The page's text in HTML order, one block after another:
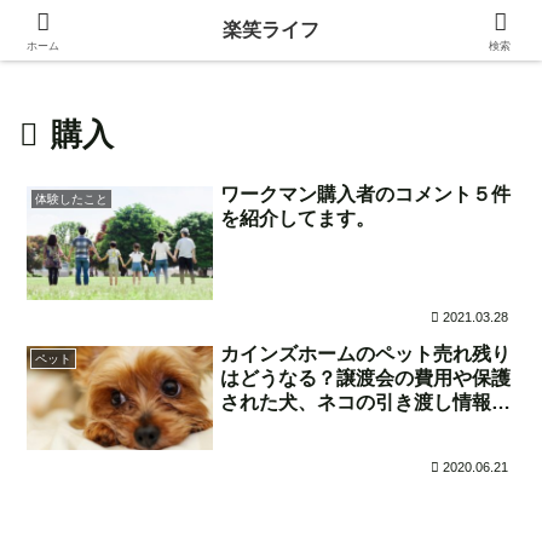
身近な生活の中にある価値ある情報を発信！
購入
体験したこと
ワークマン購入者のコメント５件
を紹介してます。
2021.03.28
ペット
カインズホームのペット売れ残り
はどうなる？譲渡会の費用や保護
された犬、ネコの引き渡し情報も
2020.06.21
ホーム
楽笑ライフ
検索